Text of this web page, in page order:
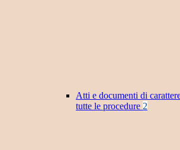
Atti e documenti di
tutte le procedure 2